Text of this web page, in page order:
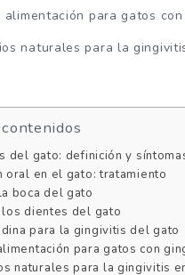
alimentación para gatos
naturales para la
del gato: definición y
oral en el gato: tratamiento
boca del gato
dientes del gato
para la gingivitis del gato
para gatos con
naturales para la gingivitis